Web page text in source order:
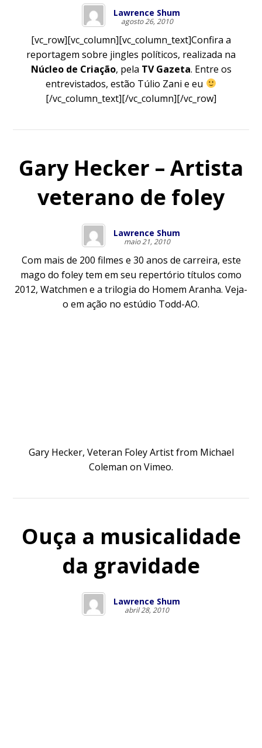
Lawrence Shum
agosto 26, 2010
[vc_row][vc_column][vc_column_text]Confira a
reportagem sobre jingles políticos, realizada na
Núcleo de Criação, pela TV Gazeta. Entre os
entrevistados, estão Túlio Zani e eu
[/vc_column_text][/vc_column][/vc_row]
Gary Hecker – Artista
veterano de foley
Lawrence Shum
maio 21, 2010
Com mais de 200 filmes e 30 anos de carreira, este
mago do foley tem em seu repertório títulos como
2012, Watchmen e a trilogia do Homem Aranha. Veja-
o em ação no estúdio Todd-AO.
Gary Hecker, Veteran Foley Artistfrom Michael
Coleman on Vimeo.
Ouça a musicalidade
da gravidade
Lawrence Shum
abril 28, 2010